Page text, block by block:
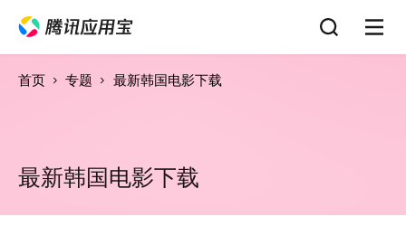
首页 专题 最新韩国电影下载
最新韩国电影下载